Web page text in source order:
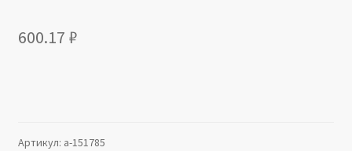
600.17 ₽
Артикул: a-151785